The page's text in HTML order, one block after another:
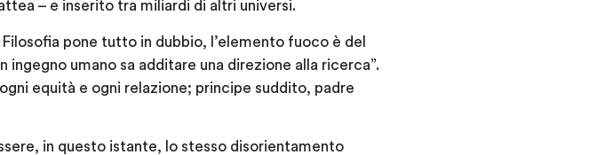
– e inserito tra miliardi di altri universi.
pone tutto in dubbio, l’elemento fuoco è del
umano sa additare una direzione alla ricerca”.
equità e ogni relazione; principe suddito, padre
in questo istante, lo stesso disorientamento